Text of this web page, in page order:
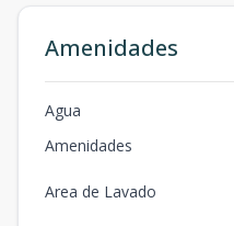
Amenidades
Agua
Amenidades
Area de Lavado